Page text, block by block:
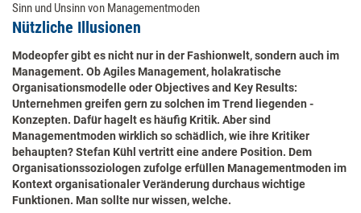
Sinn und Unsinn von Managementmoden
Nützliche Illusionen
Modeopfer gibt es nicht nur in der Fashionwelt, sondern auch im
Management. Ob Agiles Management, holakratische
Organisationsmodelle oder Objectives and Key Results:
Unternehmen greifen gern zu solchen im Trend liegenden ­
Konzepten. Dafür hagelt es häufig Kritik. Aber sind
Managementmoden ­wirklich so schädlich, wie ihre Kritiker
behaupten? Stefan Kühl vertritt eine andere Position. Dem
Organisationssoziologen zufolge erfüllen Managementmoden im
Kontext organisationaler Veränderung durchaus wichtige
Funktionen. Man sollte nur wissen, welche.